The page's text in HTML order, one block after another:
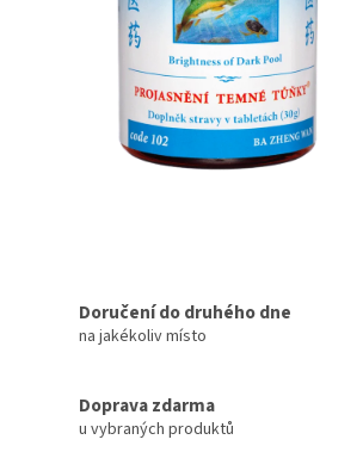
Doručení do druhého dne
na jakékoliv místo
Doprava zdarma
u vybraných produktů